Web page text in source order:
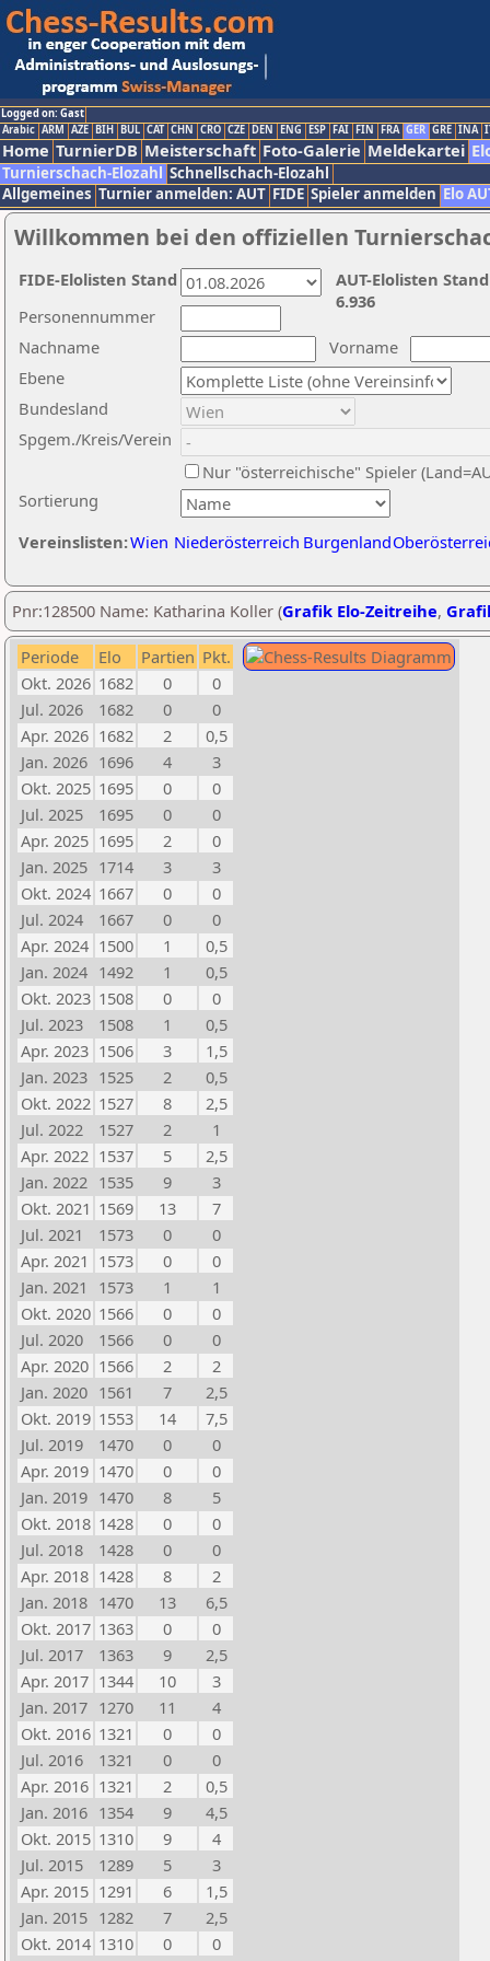
Logged on: Gast
Arabic ARM AZE BIH BUL CAT CHN CRO CZE DEN ENG ESP FAI FIN FRA GER GRE INA
Home TurnierDB Meisterschaft Foto-Galerie Meldekartei
Turnierschach-Elozahl Schnellschach-Elozahl
Allgemeines Turnier anmelden: AUT FIDE Spieler anmelden Elo
Willkommen bei den offiziellen
Nachname
Vorname
Ebene
Sortierung
Personennummer
Bundesland
Spgem./Kreis/Verein
Nur "österreichische" Spieler
Vereinslisten:Wien Niederösterreich Burgenland
AUT-Elolisten
6.936
FIDE-Elolisten Stand
Pnr:128500 Name: Katharina Koller (Grafik Elo-Zeitreihe,
Periode Elo Partien Pkt.
Okt. 2026 1682 0
0
Jul. 2026
1682 0
0
Apr. 2026 1682 2
0,5
Jan. 2026 1696 4
3
Okt. 2025 1695 0
0
Jul. 2025
1695 0
0
Apr. 2025 1695 2
0
Jan. 2025 1714 3
3
Okt. 2024 1667 0
0
Jul. 2024
1667 0
0
Apr. 2024 1500 1
0,5
Jan. 2024 1492 1
0,5
Okt. 2023 1508 0
0
Jul. 2023
1508 1
0,5
Apr. 2023 1506 3
1,5
Jan. 2023 1525 2
0,5
Okt. 2022 1527 8
2,5
Jul. 2022
1527 2
1
Apr. 2022 1537 5
2,5
Jan. 2022 1535 9
3
Okt. 2021 1569 13
7
Jul. 2021
1573 0
0
Apr. 2021 1573 0
0
Jan. 2021
1573 1
1
Okt. 2020 1566 0
0
Jul. 2020
1566 0
0
Apr. 2020 1566 2
2
Jan. 2020 1561 7
2,5
Okt. 2019 1553 14
7,5
Jul. 2019
1470 0
0
Apr. 2019 1470 0
0
Jan. 2019 1470 8
5
Okt. 2018 1428 0
0
Jul. 2018
1428 0
0
Apr. 2018 1428 8
2
Jan. 2018 1470 13
6,5
Okt. 2017 1363 0
0
Jul. 2017
1363 9
2,5
Apr. 2017 1344 10
3
Jan. 2017 1270 11
4
Okt. 2016 1321 0
0
Jul. 2016
1321 0
0
Apr. 2016 1321 2
0,5
Jan. 2016 1354 9
4,5
Okt. 2015 1310 9
4
Jul. 2015
1289 5
3
Apr. 2015 1291 6
1,5
Jan. 2015 1282 7
2,5
Okt. 2014 1310 0
0